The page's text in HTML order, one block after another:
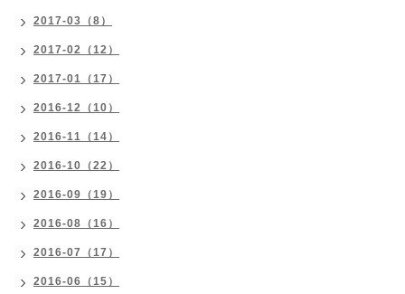
2017-03（8）
2017-02（12）
2017-01（17）
2016-12（10）
2016-11（14）
2016-10（22）
2016-09（19）
2016-08（16）
2016-07（17）
2016-06（15）